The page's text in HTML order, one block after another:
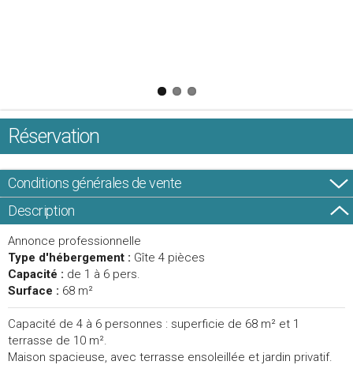
Réservation
Conditions générales de vente
Description
Annonce professionnelle
Type d'hébergement : Gîte 4 pièces
Capacité : de 1 à 6 pers.
Surface : 68 m²
Capacité de 4 à 6 personnes : superficie de 68 m² et 1
terrasse de 10 m².
Maison spacieuse, avec terrasse ensoleillée et jardin privatif.